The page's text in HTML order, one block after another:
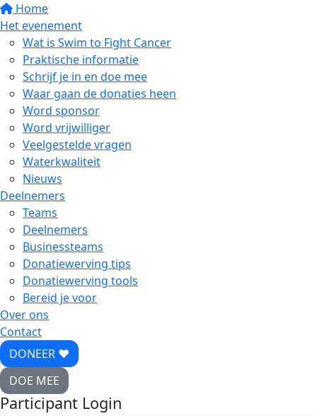
Home
Het evenement
Wat is Swim to Fight Cancer
Praktische informatie
Schrijf je in en doe mee
Waar gaan de donaties heen
Word sponsor
Word vrijwilliger
Veelgestelde vragen
Waterkwaliteit
Nieuws
Deelnemers
Teams
Deelnemers
Businessteams
Donatiewerving tips
Donatiewerving tools
Bereid je voor
Over ons
Contact
DONEER ♥
DOE MEE
Participant Login